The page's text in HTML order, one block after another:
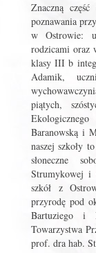
Znaczną
poznawania
w Ostrowie:
rodzicami oraz
klasy III b
Adamik,
piątych,
Baranowską i
naszej szkoły
słoneczne
Strumykowej i
szkół z
przyrodę pod
Bartuziego i
Towarzystwa
prof. dra hab.